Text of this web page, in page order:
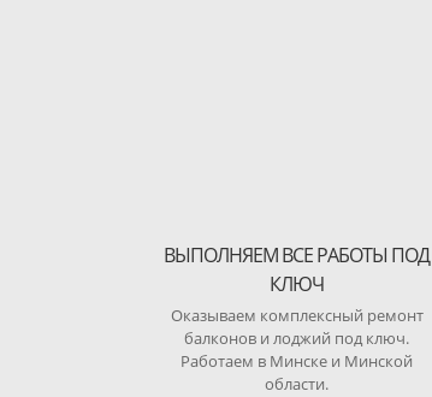
ВЫПОЛНЯЕМ ВСЕ РАБОТЫ ПОД
КЛЮЧ
Оказываем комплексный ремонт
балконов и лоджий под ключ.
Работаем в Минске и Минской
области.